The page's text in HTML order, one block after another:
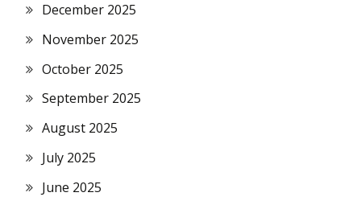
December 2025
November 2025
October 2025
September 2025
August 2025
July 2025
June 2025